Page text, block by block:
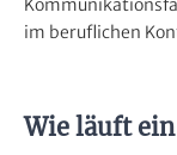
im beruflichen
Wie läuft